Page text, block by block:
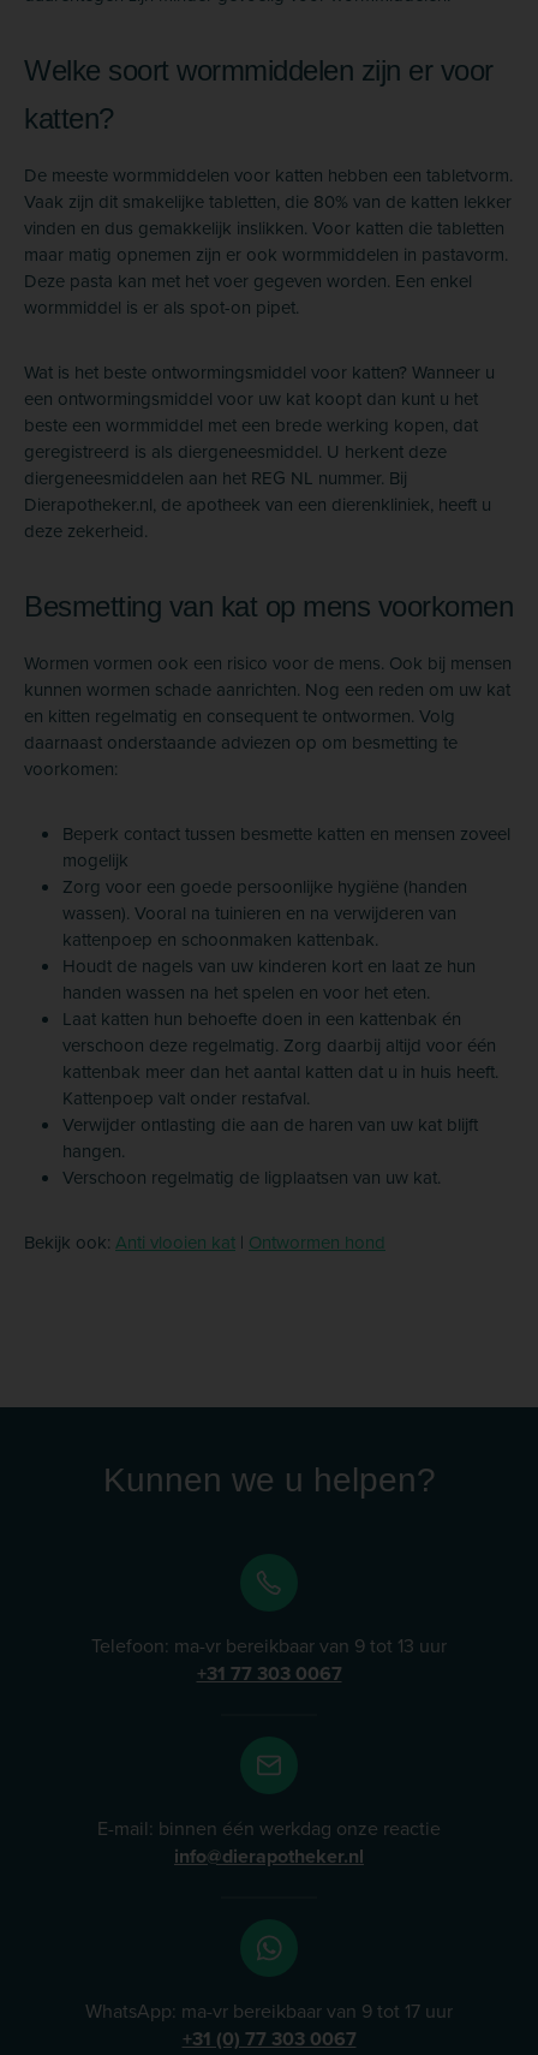
Welke soort wormmiddelen zijn er voor
katten?
De meeste wormmiddelen voor katten hebben een tabletvorm.
Vaak zijn dit smakelijke tabletten, die 80% van de katten lekker
vinden en dus gemakkelijk inslikken. Voor katten die tabletten
maar matig opnemen zijn er ook wormmiddelen in pastavorm.
Deze pasta kan met het voer gegeven worden. Een enkel
wormmiddel is er als spot-on pipet.
Wat is het beste ontwormingsmiddel voor katten? Wanneer u
een ontwormingsmiddel voor uw kat koopt dan kunt u het
beste een wormmiddel met een brede werking kopen, dat
geregistreerd is als diergeneesmiddel. U herkent deze
diergeneesmiddelen aan het REG NL nummer. Bij
Dierapotheker.nl, de apotheek van een dierenkliniek, heeft u
deze zekerheid.
Besmetting van kat op mens voorkomen
Wormen vormen ook een risico voor de mens. Ook bij mensen
kunnen wormen schade aanrichten. Nog een reden om uw kat
en kitten regelmatig en consequent te ontwormen. Volg
daarnaast onderstaande adviezen op om besmetting te
voorkomen:
Beperk contact tussen besmette katten en mensen zoveel
mogelijk
Zorg voor een goede persoonlijke hygiëne (handen
wassen). Vooral na tuinieren en na verwijderen van
kattenpoep en schoonmaken kattenbak.
Houdt de nagels van uw kinderen kort en laat ze hun
handen wassen na het spelen en voor het eten.
Laat katten hun behoefte doen in een kattenbak én
verschoon deze regelmatig. Zorg daarbij altijd voor één
kattenbak meer dan het aantal katten dat u in huis heeft.
Kattenpoep valt onder restafval.
Verwijder ontlasting die aan de haren van uw kat blijft
hangen.
Verschoon regelmatig de ligplaatsen van uw kat.
Bekijk ook: Anti vlooien kat | Ontwormen hond
Kunnen we u helpen?
Telefoon: ma-vr bereikbaar van 9 tot 13 uur
+31 77 303 0067
E-mail: binnen één werkdag onze reactie
info@dierapotheker.nl
WhatsApp: ma-vr bereikbaar van 9 tot 17 uur
+31 (0) 77 303 0067